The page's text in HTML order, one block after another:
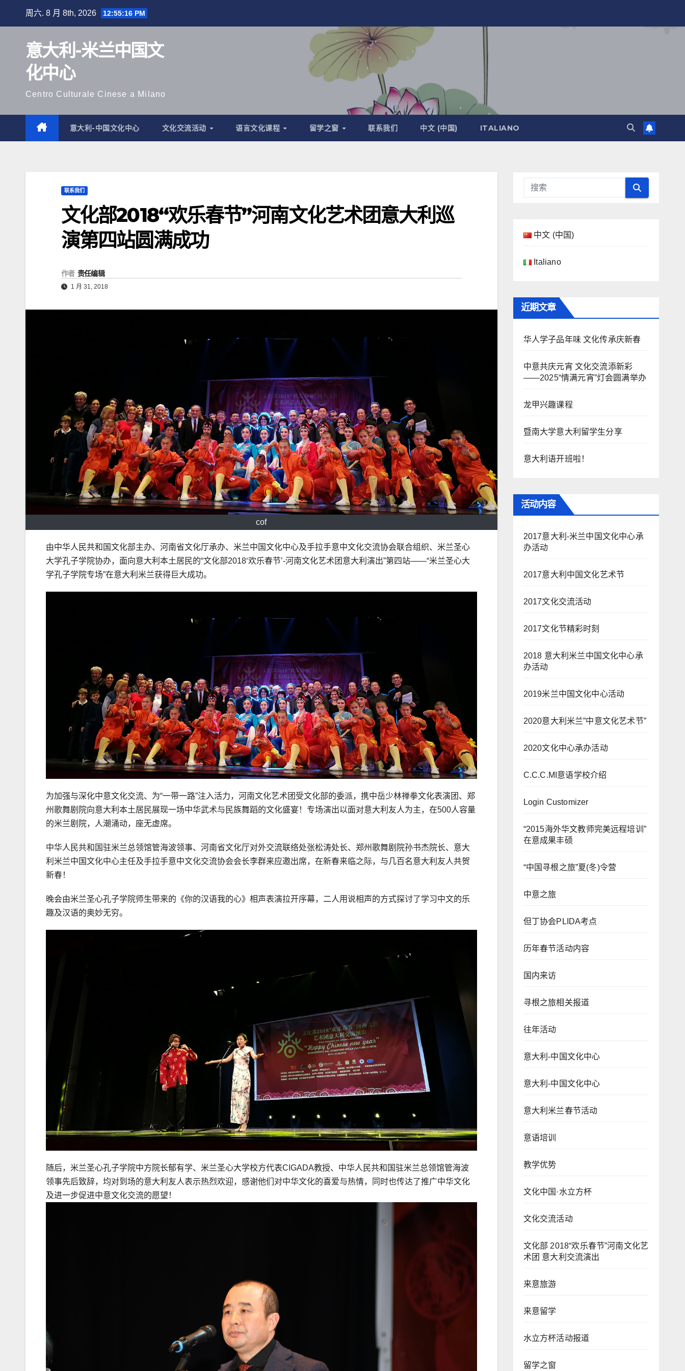
周六. 8 月 8th, 2026 12:55:18 PM
意大利-米兰中国文
化中心
Centro Culturale Cinese a Milano
意大利-中国文化中心 文化交流活动 语言文化课程 留学之窗 联系我们 中文 (中国) ITALIANO
联系我们
文化部2018“欢乐春节”河南文化艺术团意大利巡
演第四站圆满成功
作者 责任编辑
1 月 31, 2018
cof
由中华人民共和国文化部主办、河南省文化厅承办、米兰中国文化中心及手拉手意中文化交流协会联合组织、米兰圣心
大学孔子学院协办，面向意大利本土居民的“文化部2018‘欢乐春节’-河南文化艺术团意大利演出”第四站——“米兰圣心大
学孔子学院专场”在意大利米兰获得巨大成功。
为加强与深化中意文化交流、为“一带一路”注入活力，河南文化艺术团受文化部的委派，携中岳少林禅拳文化表演团、郑
州歌舞剧院向意大利本土居民展现一场中华武术与民族舞蹈的文化盛宴！专场演出以面对意大利友人为主，在500人容量
的米兰剧院，人潮涌动，座无虚席。
中华人民共和国驻米兰总领馆管海波领事、河南省文化厅对外交流联络处张松涛处长、郑州歌舞剧院孙书杰院长、意大
利米兰中国文化中心主任及手拉手意中文化交流协会会长李群来应邀出席，在新春来临之际，与几百名意大利友人共贺
新春！
晚会由米兰圣心孔子学院师生带来的《你的汉语我的心》相声表演拉开序幕，二人用说相声的方式探讨了学习中文的乐
趣及汉语的奥妙无穷。
随后，米兰圣心孔子学院中方院长郁有学、米兰圣心大学校方代表CIGADA教授、中华人民共和国驻米兰总领馆管海波
领事先后致辞，均对到场的意大利友人表示热烈欢迎，感谢他们对中华文化的喜爱与热情，同时也传达了推广中华文化
及进一步促进中意文化交流的愿望！
中文 (中国)
Italiano
近期文章
华人学子品年味 文化传承庆新春
中意共庆元宵 文化交流添新彩
——2025“情满元宵”灯会圆满举办
龙甲兴趣课程
暨南大学意大利留学生分享
意大利语开班啦！
活动内容
2017意大利-米兰中国文化中心承
办活动
2017意大利中国文化艺术节
2017文化交流活动
2017文化节精彩时刻
2018 意大利米兰中国文化中心承
办活动
2019米兰中国文化中心活动
2020意大利米兰”中意文化艺术节”
2020文化中心承办活动
C.C.C.MI意语学校介绍
Login Customizer
“2015海外华文教师完美远程培训”
在意成果丰硕
“中国寻根之旅”夏(冬)令营
中意之旅
但丁协会PLIDA考点
历年春节活动内容
国内来访
寻根之旅相关报道
往年活动
意大利-中国文化中心
意大利-中国文化中心
意大利米兰春节活动
意语培训
教学优势
文化中国·水立方杯
文化交流活动
文化部 2018“欢乐春节”河南文化艺
术团 意大利交流演出
来意旅游
来意留学
水立方杯活动报道
留学之窗